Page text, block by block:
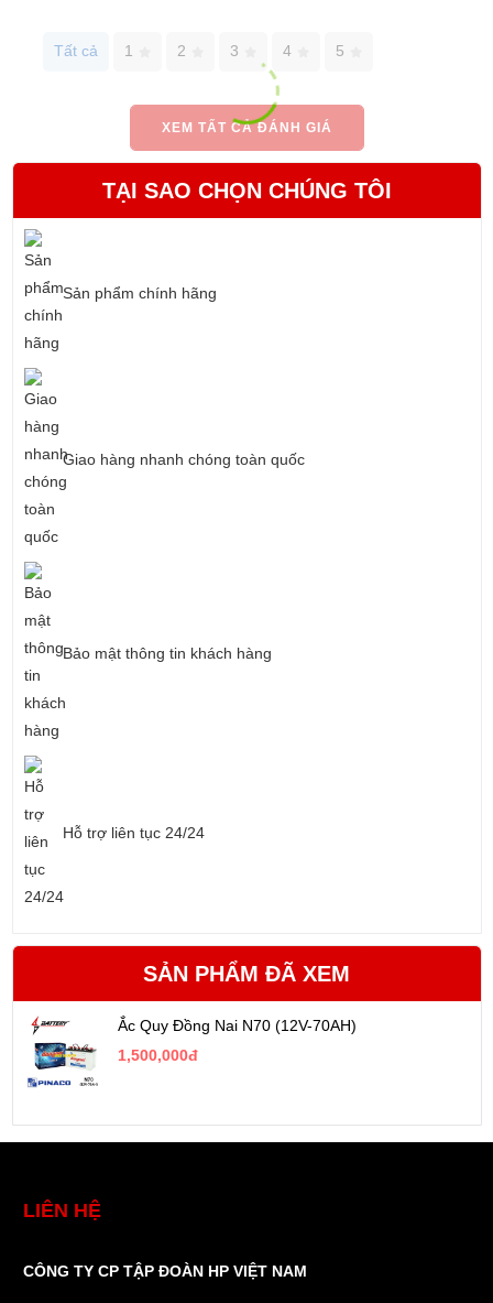
Tất cả 1 2 3 4 5
XEM TẤT CẢ ĐÁNH GIÁ
TẠI SAO CHỌN CHÚNG TÔI
Sản phẩm chính hãng
Giao hàng nhanh chóng toàn quốc
Bảo mật thông tin khách hàng
Hỗ trợ liên tục 24/24
SẢN PHẨM ĐÃ XEM
Ắc Quy Đồng Nai N70 (12V-70AH)
1,500,000đ
LIÊN HỆ
CÔNG TY CP TẬP ĐOÀN HP VIỆT NAM